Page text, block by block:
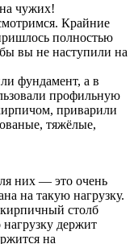
чужих!
Крайние
полностью
вы не наступили на
фундамент, а в
профильную
приварили
тяжёлые,
них — это очень
на такую нагрузку.
столб
держит
на